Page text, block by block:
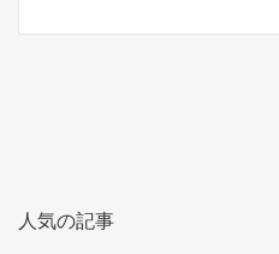
人気の記事